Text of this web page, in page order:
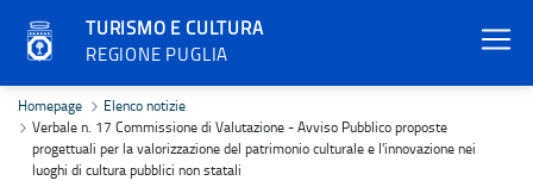
TURISMO E CULTURA
REGIONE PUGLIA
Verbale n. 17 Commissione di Valutazione - Avviso Pubblico
Homepage
Elenco notizie
Verbale n. 17 Commissione di Valutazione - Avviso Pubblico proposte
progettuali per la valorizzazione del patrimonio culturale e l'innovazione nei
luoghi di cultura pubblici non statali